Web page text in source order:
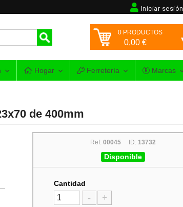
Iniciar sesión
0 PRODUCTOS
0,00 €
Hogar Ferretería Marcas
de 400mm
Ref: 00045ID: 13732
Disponible
Cantidad
- +